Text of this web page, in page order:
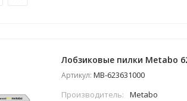
Лобзиковые пилки Metabo
Артикул: MB-623631000
Производитель:
Metabo